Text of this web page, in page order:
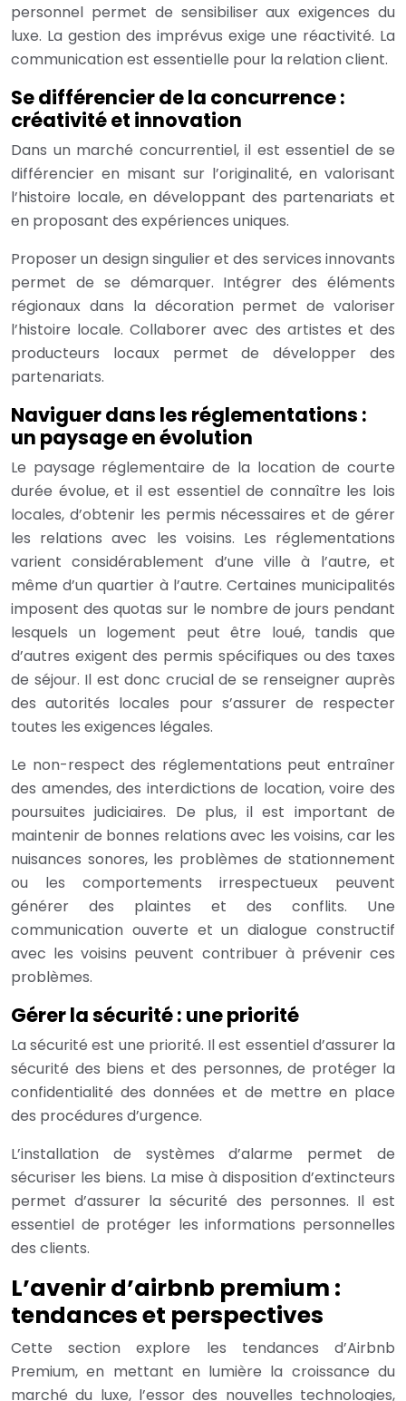
personnel permet de sensibiliser aux exigences du
luxe. La gestion des imprévus exige une réactivité. La
communication est essentielle pour la relation client.
Se différencier de la concurrence :
créativité et innovation
Dans un marché concurrentiel, il est essentiel de se
différencier en misant sur l’originalité, en valorisant
l’histoire locale, en développant des partenariats et
en proposant des expériences uniques.
Proposer un design singulier et des services innovants
permet de se démarquer. Intégrer des éléments
régionaux dans la décoration permet de valoriser
l’histoire locale. Collaborer avec des artistes et des
producteurs locaux permet de développer des
partenariats.
Naviguer dans les réglementations :
un paysage en évolution
Le paysage réglementaire de la location de courte
durée évolue, et il est essentiel de connaître les lois
locales, d’obtenir les permis nécessaires et de gérer
les relations avec les voisins. Les réglementations
varient considérablement d’une ville à l’autre, et
même d’un quartier à l’autre. Certaines municipalités
imposent des quotas sur le nombre de jours pendant
lesquels un logement peut être loué, tandis que
d’autres exigent des permis spécifiques ou des taxes
de séjour. Il est donc crucial de se renseigner auprès
des autorités locales pour s’assurer de respecter
toutes les exigences légales.
Le non-respect des réglementations peut entraîner
des amendes, des interdictions de location, voire des
poursuites judiciaires. De plus, il est important de
maintenir de bonnes relations avec les voisins, car les
nuisances sonores, les problèmes de stationnement
ou les comportements irrespectueux peuvent
générer des plaintes et des conflits. Une
communication ouverte et un dialogue constructif
avec les voisins peuvent contribuer à prévenir ces
problèmes.
Gérer la sécurité : une priorité
La sécurité est une priorité. Il est essentiel d’assurer la
sécurité des biens et des personnes, de protéger la
confidentialité des données et de mettre en place
des procédures d’urgence.
L’installation de systèmes d’alarme permet de
sécuriser les biens. La mise à disposition d’extincteurs
permet d’assurer la sécurité des personnes. Il est
essentiel de protéger les informations personnelles
des clients.
L’avenir d’airbnb premium :
tendances et perspectives
Cette section explore les tendances d’Airbnb
Premium, en mettant en lumière la croissance du
marché du luxe, l’essor des nouvelles technologies,